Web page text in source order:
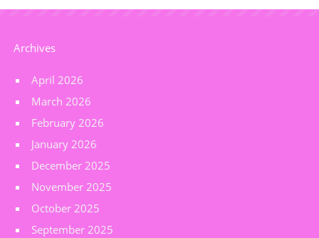
Archives
April 2026
March 2026
February 2026
January 2026
December 2025
November 2025
October 2025
September 2025